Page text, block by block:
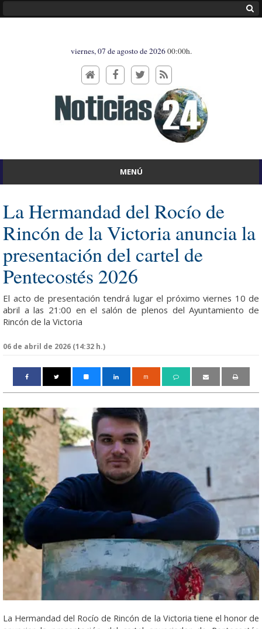
viernes, 07 de agosto de 202600:00h.
MENÚ
La Hermandad del Rocío de
Rincón de la Victoria anuncia la
presentación del cartel de
Pentecostés 2026
El acto de presentación tendrá lugar el próximo viernes 10 de
abril a las 21:00 en el salón de plenos del Ayuntamiento de
Rincón de la Victoria
06 de abril de 2026 (14:32 h.)
m
La Hermandad del Rocío de Rincón de la Victoria tiene el honor de